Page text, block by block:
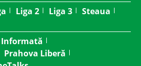
Liga 2 Liga 3
Steaua
Prahova Liberă